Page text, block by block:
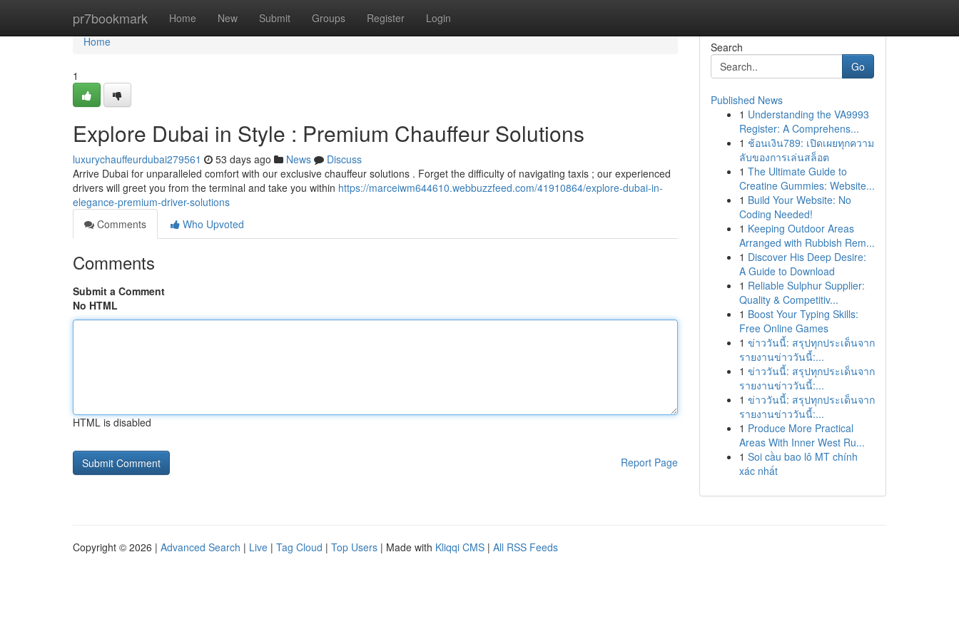
pr7bookmark Home New Submit Groups Register Login
Home
Home
1
Explore Dubai in Style : Premium Chauffeur Solutions
luxurychauffeurdubai279561 53 days ago News
Discuss
Arrive Dubai for unparalleled comfort with our exclusive chauffeur solutions . Forget the difficulty of navigating taxis ; our experienced
drivers will greet you from the terminal and take you within https://marceiwm644610.webbuzzfeed.com/41910864/explore-dubai-in-
elegance-premium-driver-solutions
Comments
Who Upvoted
Comments
Submit a Comment
No HTML
HTML is disabled
Report Page
Search
Go
Published News
1 Understanding the VA9993
Register: A Comprehens...
1 ช้อนเงิน789: เปิดเผยทุกความ
ลับของการเล่นสล็อต
1 The Ultimate Guide to
Creatine Gummies: Website...
1 Build Your Website: No
Coding Needed!
1 Keeping Outdoor Areas
Arranged with Rubbish Rem...
1 Discover His Deep Desire:
A Guide to Download
1 Reliable Sulphur Supplier:
Quality & Competitiv...
1 Boost Your Typing Skills:
Free Online Games
1 ข่าววันนี้: สรุปทุกประเด็นจาก
รายงานข่าววันนี้:...
1 ข่าววันนี้: สรุปทุกประเด็นจาก
รายงานข่าววันนี้:...
1 ข่าววันนี้: สรุปทุกประเด็นจาก
รายงานข่าววันนี้:...
1 Produce More Practical
Areas With Inner West Ru...
1 Soi cầu bao lô MT chính
xác nhất
Copyright © 2026 | Advanced Search | Live | Tag Cloud | Top Users | Made with Kliqqi CMS | All RSS Feeds